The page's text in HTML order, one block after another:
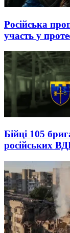
Російська
участь у
Бійці 105
російських